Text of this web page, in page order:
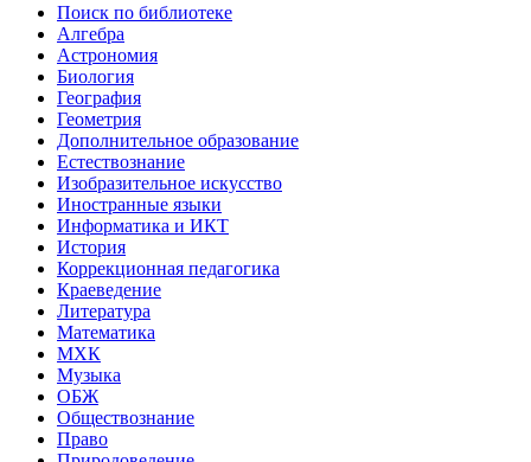
Поиск по библиотеке
Алгебра
Астрономия
Биология
География
Геометрия
Дополнительное образование
Естествознание
Изобразительное искусство
Иностранные языки
Информатика и ИКТ
История
Коррекционная педагогика
Краеведение
Литература
Математика
МХК
Музыка
ОБЖ
Обществознание
Право